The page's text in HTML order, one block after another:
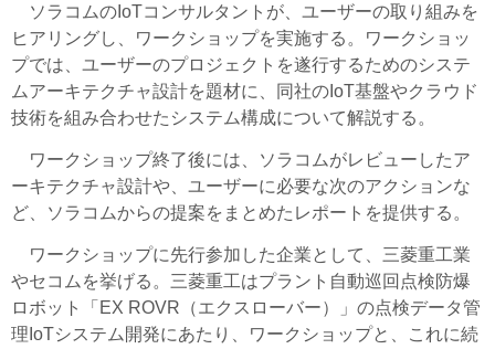
ソラコムのIoTコンサルタントが、ユーザーの取り組みを
ヒアリングし、ワークショップを実施する。ワークショッ
プでは、ユーザーのプロジェクトを遂行するためのシステ
ムアーキテクチャ設計を題材に、同社のIoT基盤やクラウド
技術を組み合わせたシステム構成について解説する。
ワークショップ終了後には、ソラコムがレビューしたア
ーキテクチャ設計や、ユーザーに必要な次のアクションな
ど、ソラコムからの提案をまとめたレポートを提供する。
ワークショップに先行参加した企業として、三菱重工業
やセコムを挙げる。三菱重工はプラント自動巡回点検防爆
ロボット「EX ROVR（エクスローバー）」の点検データ管
理IoTシステム開発にあたり、ワークショップと、これに続